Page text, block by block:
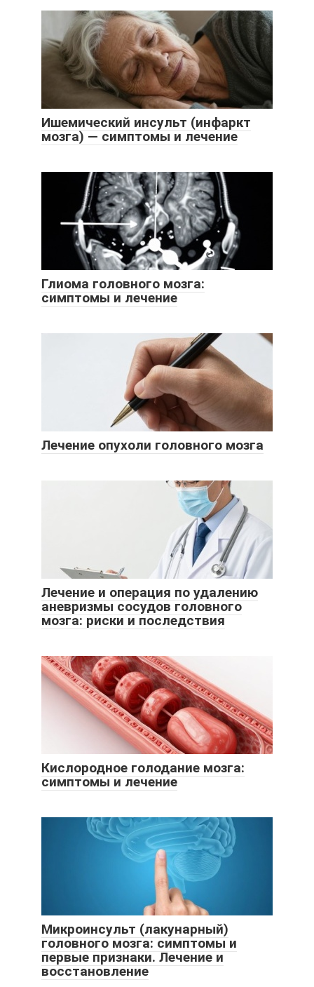
Ишемический инсульт (инфаркт
мозга) — симптомы и лечение
Глиома головного мозга:
симптомы и лечение
Лечение опухоли головного мозга
Лечение и операция по удалению
аневризмы сосудов головного
мозга: риски и последствия
Кислородное голодание мозга:
симптомы и лечение
Микроинсульт (лакунарный)
головного мозга: симптомы и
первые признаки. Лечение и
восстановление